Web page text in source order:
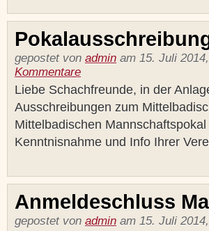
gepostet von admin am 15. Juli
Kommentare
Liebe Schachfreunde, in der
Ausschreibungen zum
Mittelbadischen
Kenntnisnahme und Info Ihrer
Anmeldeschluss
gepostet von admin am 15. Juli